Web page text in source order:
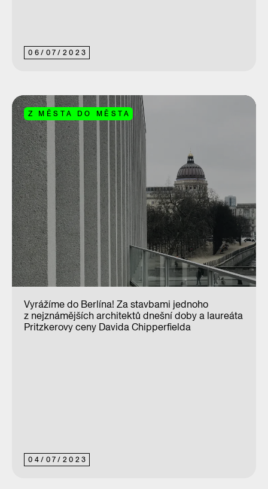
06/ 07/ 2023
Z MĚSTA DO MĚSTA
04/ 07/ 2023
Vyrážíme do Berlína! Za stavbami jednoho
z nejznámějších architektů dnešní doby a laureáta
Pritzkerovy ceny Davida Chipperfielda